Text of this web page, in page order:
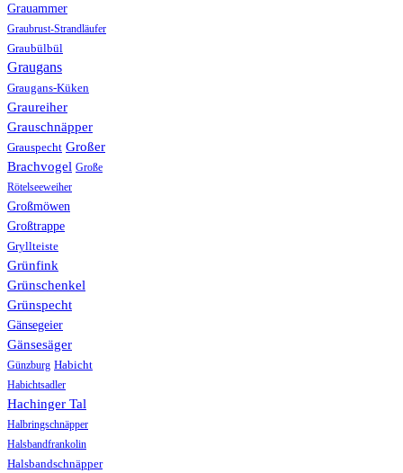
Grauammer
Graubrust-Strandläufer
Graubülbül
Graugans
Graugans-Küken
Graureiher
Grauschnäpper
Grauspecht Großer
Brachvogel Große
Rötelseeweiher
Großmöwen
Großtrappe
Gryllteiste
Grünfink
Grünschenkel
Grünspecht
Gänsegeier
Gänsesäger
Günzburg Habicht
Habichtsadler
Hachinger Tal
Halbringschnäpper
Halsbandfrankolin
Halsbandschnäpper